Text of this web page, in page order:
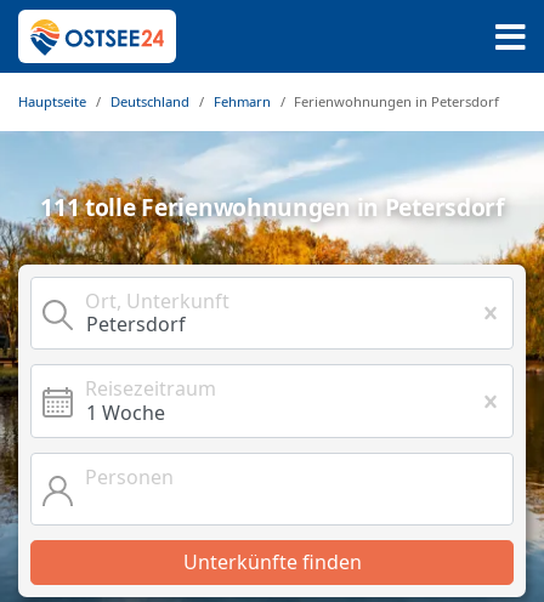
Hauptseite Deutschland Fehmarn Ferienwohnungen in Petersdorf
111 tolle Ferienwohnungen in Petersdorf
Ort, Unterkunft
Reisezeitraum
Personen
Unterkünfte finden